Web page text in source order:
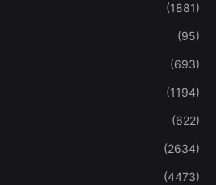
(1881)
(95)
(693)
(1194)
(622)
(2634)
(4473)